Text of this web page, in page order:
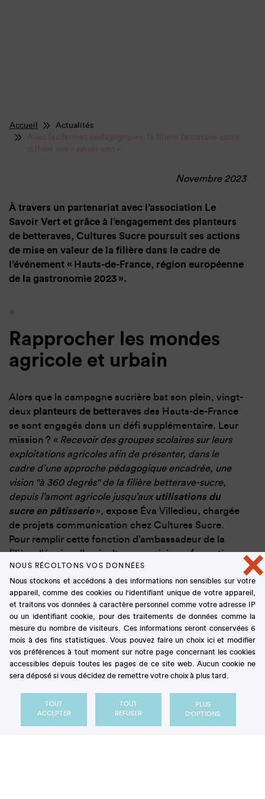
Accueil
Actualités
Avec les fermes pédagogiques, la filière betterave-sucre
diffuse son « savoir vert »
Novembre 2023
À travers un partenariat avec l’association Le
Savoir Vert et grâce à l’engagement des planteurs
de betteraves, Cultures Sucre poursuit ses actions
de mise en valeur de la filière dans le cadre de
l’événement « Hauts-de-France, région européenne
de la gastronomie 2023 ».
Rapprocher les mondes
agricole et urbain
Alors que la campagne sucrière bat son plein, vingt-
deux planteurs de betteraves des Hauts-de-France
se sont engagés dans un défi supplémentaire. Leur
mission ? « Recevoir des groupes scolaires sur leurs
exploitations agricoles afin de présenter, dans le
cadre d’une approche pédagogique encadrée, une
vision "à 360 degrés" de la filière betterave-sucre,
depuis l’amont agricole jusqu’aux utilisations du
sucre en pâtisserie», expose Éva Villedieu, chargée
de projets communication chez Cultures Sucre.
Pour remplir cette fonction d’ambassadeur de la
filière, l’équipe d’agriculteurs a suivi une formation
spécifique, animée conjointement par le réseau de
fermes pédagogiquesLe Savoir Vertet Cultures
Sucre.
Il est vrai que les visites de fermes telles que les
conçoit Le Savoir Vert reposent sur une démarche
multipartenariale et rigoureuse. Animée par la
volonté de combler le fossé qui se creuse entre le
monde agricole
enseignants autour de projets pédagogiques sur le
monde agricole, ses métiers, ses produits et son
×
NOUS RÉCOLTONS VOS DONNÉES
Nous stockons et accédons à des informations non sensibles sur votre
appareil, comme des cookies ou l'identifiant unique de votre appareil,
et traitons vos données à caractère personnel comme votre adresse IP
ou un identifiant cookie, pour des traitements de données comme la
mesure du nombre de visiteurs. Ces informations seront conservées 6
mois à des fins statistiques. Vous pouvez faire un choix ici et modifier
vos préférences à tout moment sur notre page concernant les cookies
accessibles depuis toutes les pages de ce site web. Aucun cookie ne
sera déposé si vous décidez de remettre votre choix à plus tard.
TOUT
ACCEPTER
TOUT
REFUSER
PLUS
D'OPTIONS